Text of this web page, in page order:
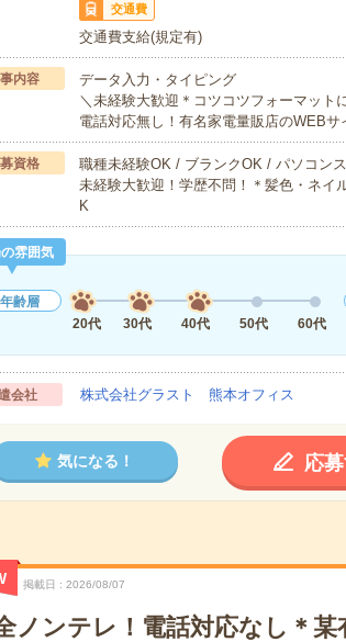
交通費
交通費支給(規定有)
内容
データ入力・タイピング
＼未経験大歓迎＊コツコツフォーマット
電話対応無し！有名家電量販店のWEB
資格
職種未経験OK / ブランクOK / パソコン
未経験大歓迎！学歴不問！＊髪色・ネイ
K
雰囲気
年齢層
20代
30代 40代 50代 60代
会社 株式会社グラスト 熊本オフィス
気になる！ 応
掲載日 2026/08/07
ノンテレ！電話対応なし＊